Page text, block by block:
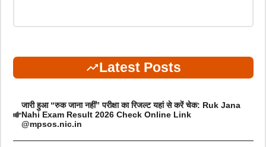
Latest Posts
जारी हुआ “रुक जाना नहीं” परीक्षा का रिजल्ट यहां से करें चेक: Ruk Jana
Nahi Exam Result 2026 Check Online Link
@mpsos.nic.in